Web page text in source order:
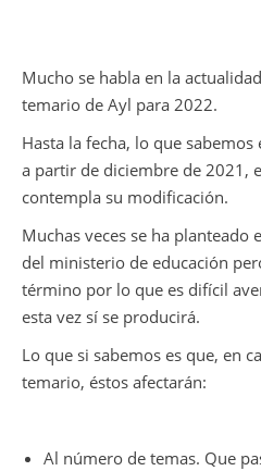
Mucho se habla en la
temario de Ayl para 2022.
Hasta la fecha, lo que
a partir de diciembre de 2021,
contempla su modificación.
Muchas veces se ha
del ministerio de educación
término por lo que es difícil
esta vez sí se producirá.
Lo que si sabemos es que, en
temario, éstos afectarán:
Al número de temas. Que